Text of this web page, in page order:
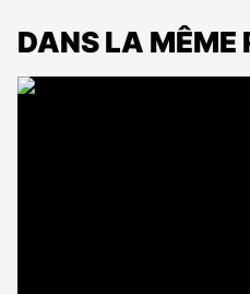
DANS LA MÊME